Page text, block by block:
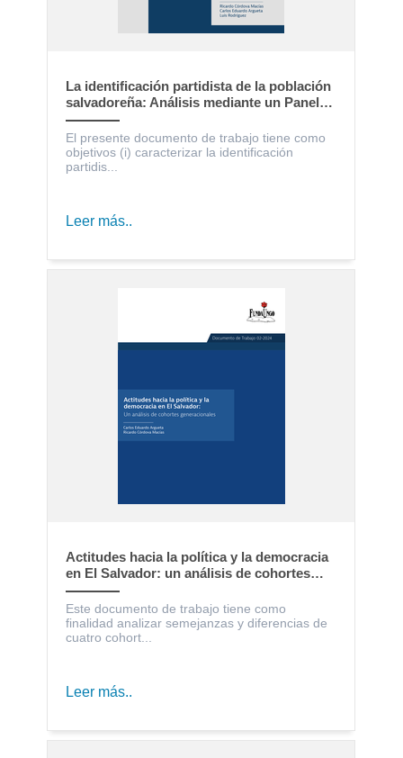
La identificación partidista de la población
salvadoreña: Análisis mediante un Panel
Electoral
El presente documento de trabajo tiene como
objetivos (i) caracterizar la identificación
partidis...
Leer más..
Actitudes hacia la política y la democracia
en El Salvador: un análisis de cohortes
generacionales
Este documento de trabajo tiene como
finalidad analizar semejanzas y diferencias de
cuatro cohort...
Leer más..